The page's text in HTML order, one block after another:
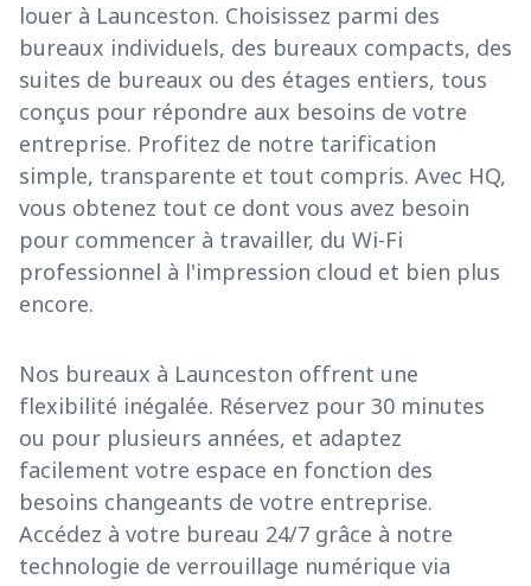
louer à Launceston. Choisissez parmi des
bureaux individuels, des bureaux compacts, des
suites de bureaux ou des étages entiers, tous
conçus pour répondre aux besoins de votre
entreprise. Profitez de notre tarification
simple, transparente et tout compris. Avec HQ,
vous obtenez tout ce dont vous avez besoin
pour commencer à travailler, du Wi-Fi
professionnel à l'impression cloud et bien plus
encore.
Nos bureaux à Launceston offrent une
flexibilité inégalée. Réservez pour 30 minutes
ou pour plusieurs années, et adaptez
facilement votre espace en fonction des
besoins changeants de votre entreprise.
Accédez à votre bureau 24/7 grâce à notre
technologie de verrouillage numérique via